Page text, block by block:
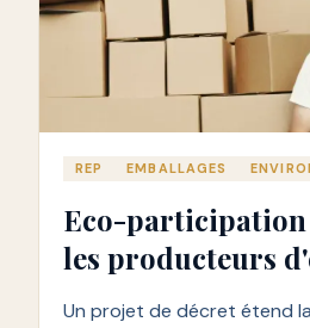
REP EMBALLAGES
Eco-participation
les producteurs
Un projet de décret étend